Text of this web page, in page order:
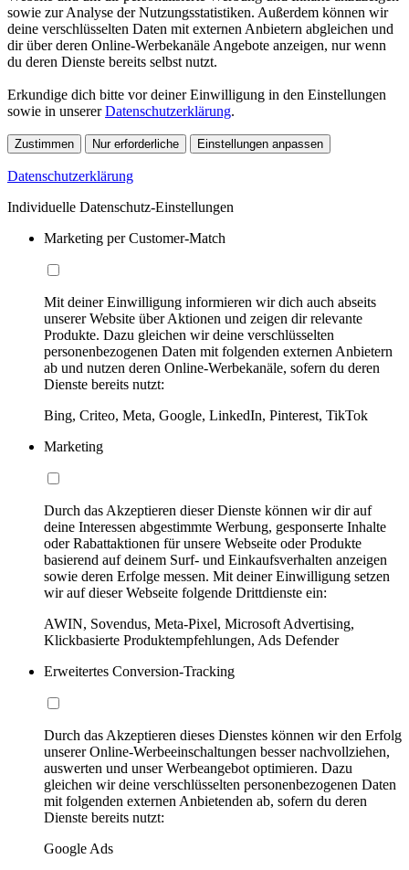
sowie zur Analyse der Nutzungsstatistiken. Außerdem können wir
deine verschlüsselten Daten mit externen Anbietern abgleichen und
dir über deren Online-Werbekanäle Angebote anzeigen, nur wenn
du deren Dienste bereits selbst nutzt.
Erkundige dich bitte vor deiner Einwilligung in den Einstellungen
sowie in unsererDatenschutzerklärung.
Zustimmen Nur erforderliche Einstellungen anpassen
Datenschutzerklärung
Individuelle Datenschutz-Einstellungen
Marketing per Customer-Match
Mit deiner Einwilligung informieren wir dich auch abseits
unserer Website über Aktionen und zeigen dir relevante
Produkte. Dazu gleichen wir deine verschlüsselten
personenbezogenen Daten mit folgenden externen Anbietern
ab und nutzen deren Online-Werbekanäle, sofern du deren
Dienste bereits nutzt:
Bing, Criteo, Meta, Google, LinkedIn, Pinterest, TikTok
Marketing
Durch das Akzeptieren dieser Dienste können wir dir auf
deine Interessen abgestimmte Werbung, gesponserte Inhalte
oder Rabattaktionen für unsere Webseite oder Produkte
basierend auf deinem Surf- und Einkaufsverhalten anzeigen
sowie deren Erfolge messen. Mit deiner Einwilligung setzen
wir auf dieser Webseite folgende Drittdienste ein:
AWIN, Sovendus, Meta-Pixel, Microsoft Advertising,
Klickbasierte Produktempfehlungen, Ads Defender
Erweitertes Conversion-Tracking
Durch das Akzeptieren dieses Dienstes können wir den Erfolg
unserer Online-Werbeeinschaltungen besser nachvollziehen,
auswerten und unser Werbeangebot optimieren. Dazu
gleichen wir deine verschlüsselten personenbezogenen Daten
mit folgenden externen Anbietenden ab, sofern du deren
Dienste bereits nutzt:
Google Ads